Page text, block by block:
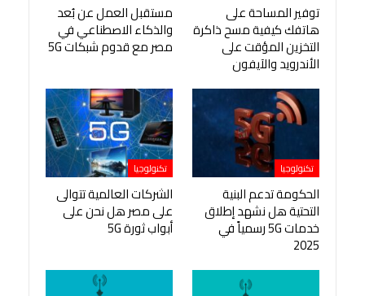
توفير المساحة على
هاتفك كيفية مسح ذاكرة
التخزين المؤقت على
الأندرويد والآيفون
مستقبل العمل عن بُعد
والذكاء الاصطناعي في
مصر مع قدوم شبكات 5G
تكنولوجيا
الحكومة تدعم البنية
التحتية هل نشهد إطلاق
خدمات 5G رسمياً في
2025
تكنولوجيا
الشركات العالمية تتوالى
على مصر هل نحن على
أبواب ثورة 5G